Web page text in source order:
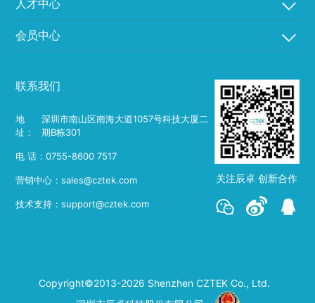
人才中心
会员中心
联系我们
地
址：
深圳市南山区南海大道1057号科技大厦二
期B栋301
电 话：0755-8600 7517
营销中心：sales@cztek.com
技术支持：support@cztek.com
关注辰卓 创新合作
Copyright©2013-2026 Shenzhen CZTEK Co., Ltd.